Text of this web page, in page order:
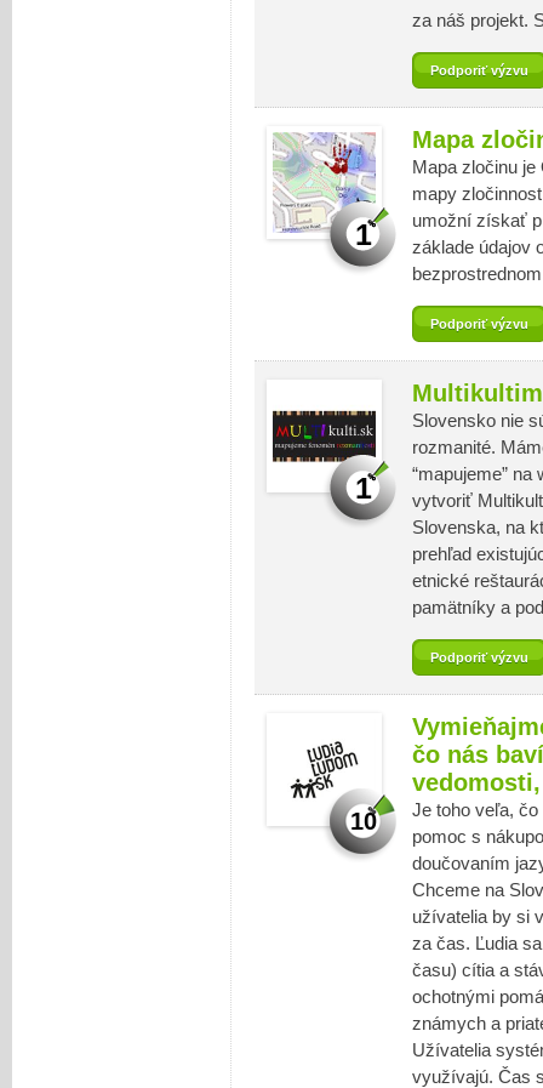
za náš projekt.
Podporiť výzvu
1
Mapa
Mapa zločinu je
mapy
umožní získať
základe údajov
Podporiť výzvu
1
Slovensko nie
rozmanité.
“mapujeme”
vytvoriť
Slovenska, na
prehľad
etnické
pamätníky a
Podporiť výzvu
10
čo nás
Je toho veľa,
pomoc s
doučovaním
Chceme na
užívatelia by si
za čas. Ľudia
času) cítia a
ochotnými
známych a
Užívatelia
využívajú. Čas